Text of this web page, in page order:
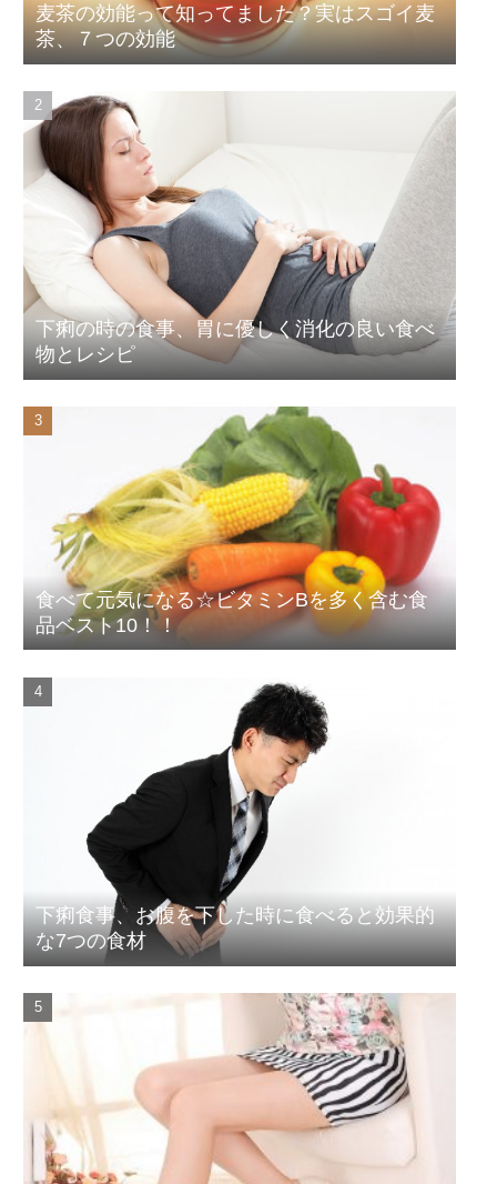
麦茶の効能って知ってました？実はスゴイ麦
茶、７つの効能
下痢の時の食事、胃に優しく消化の良い食べ
物とレシピ
食べて元気になる☆ビタミンBを多く含む食
品ベスト10！！
下痢食事、お腹を下した時に食べると効果的
な7つの食材